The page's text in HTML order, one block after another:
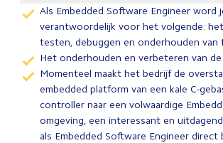
Als Embedded Software Engineer word
verantwoordelijk voor het volgende:
testen, debuggen en onderhouden van
Het onderhouden en verbeteren van de
Momenteel maakt het bedrijf de
embedded platform van een kale C-
controller naar een volwaardige
omgeving, een interessant en
als Embedded Software Engineer direct